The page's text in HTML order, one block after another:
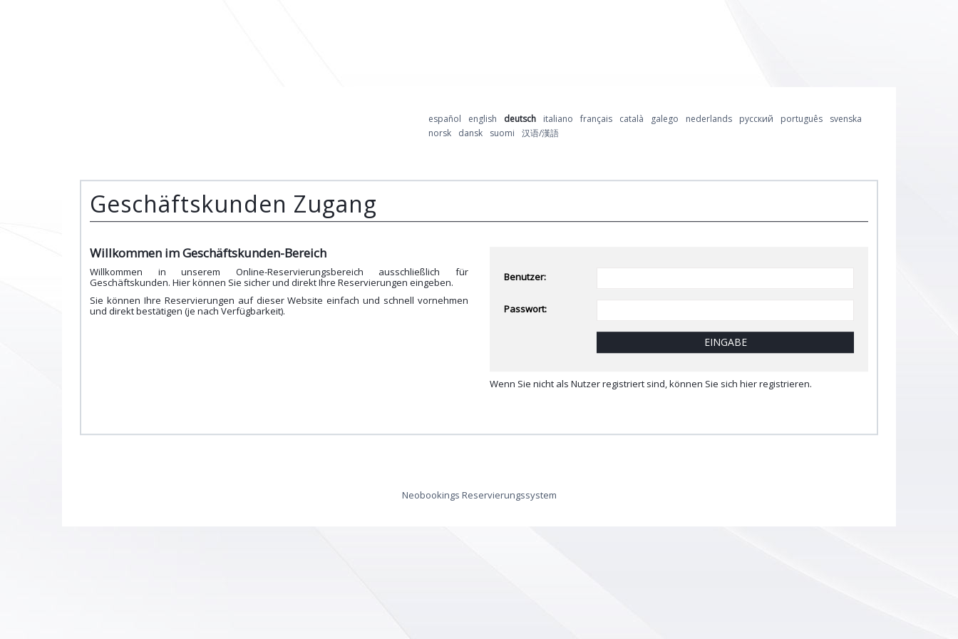
español english deutsch italiano français català galego nederlands русский português
svenska
norsk
dansk suomi 汉语/漢語
Geschäftskunden Zugang
Willkommen im Geschäftskunden-Bereich
Willkommen in unserem Online-Reservierungsbereich ausschließlich für
Geschäftskunden. Hier können Sie sicher und direkt Ihre Reservierungen eingeben.
Sie können Ihre Reservierungen auf dieser Website einfach und schnell vornehmen
und direkt bestätigen (je nach Verfügbarkeit).
Benutzer:
Passwort:
EINGABE
Wenn Sie nicht als Nutzer registriert sind,können Sie sich hier registrieren.
Neobookings Reservierungssystem